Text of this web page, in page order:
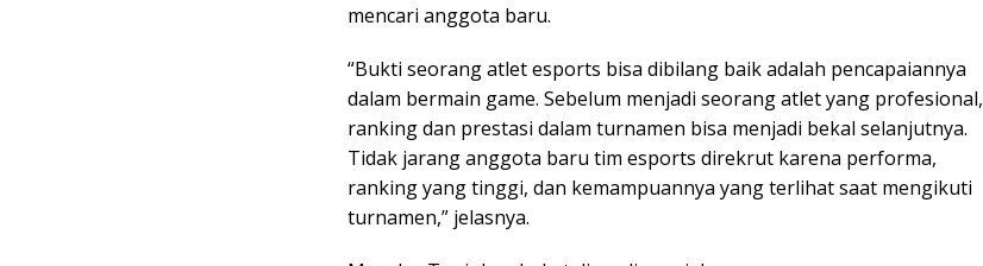
mencari anggota baru.
“Bukti seorang atlet esports bisa dibilang baik adalah pencapaiannya
dalam bermain game. Sebelum menjadi seorang atlet yang profesional,
ranking dan prestasi dalam turnamen bisa menjadi bekal selanjutnya.
Tidak jarang anggota baru tim esports direkrut karena performa,
ranking yang tinggi, dan kemampuannya yang terlihat saat mengikuti
turnamen,” jelasnya.